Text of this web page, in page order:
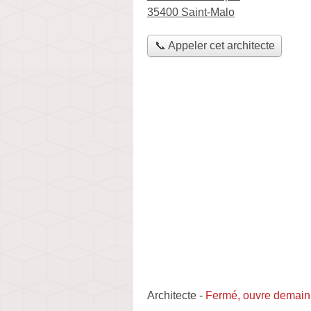
35400 Saint-Malo
📞 Appeler cet architecte
Architecte - Fermé, ouvre